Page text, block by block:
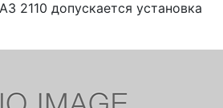
2110 допускается установка